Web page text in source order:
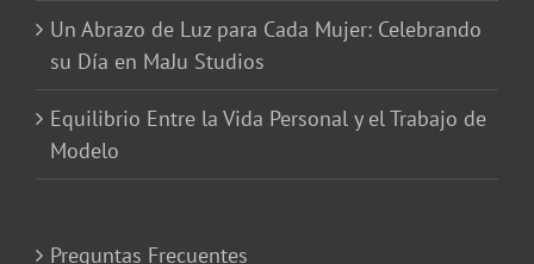
Un Abrazo de Luz para Cada Mujer: Celebrando
su Día en MaJu Studios
Equilibrio Entre la Vida Personal y el Trabajo de
Modelo
Preguntas Frecuentes